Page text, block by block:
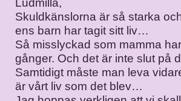
Ludmilla,
Skuldkänslorna är så starka
ens barn har tagit sitt liv…
Så misslyckad som mamma
gånger. Och det är inte slut på
Samtidigt måste man leva
är vårt liv som det blev…